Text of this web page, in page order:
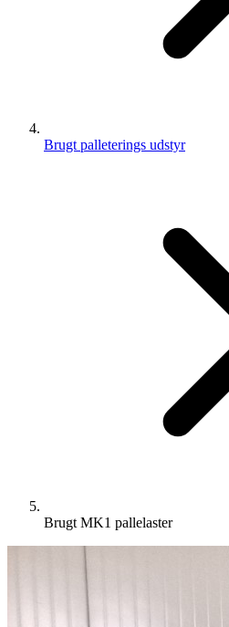
Brugt palleterings udstyr
Brugt MK1 pallelaster